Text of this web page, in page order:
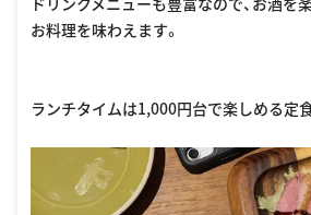
お料理を味わえます。
ランチタイムは1,000円台で楽しめる定